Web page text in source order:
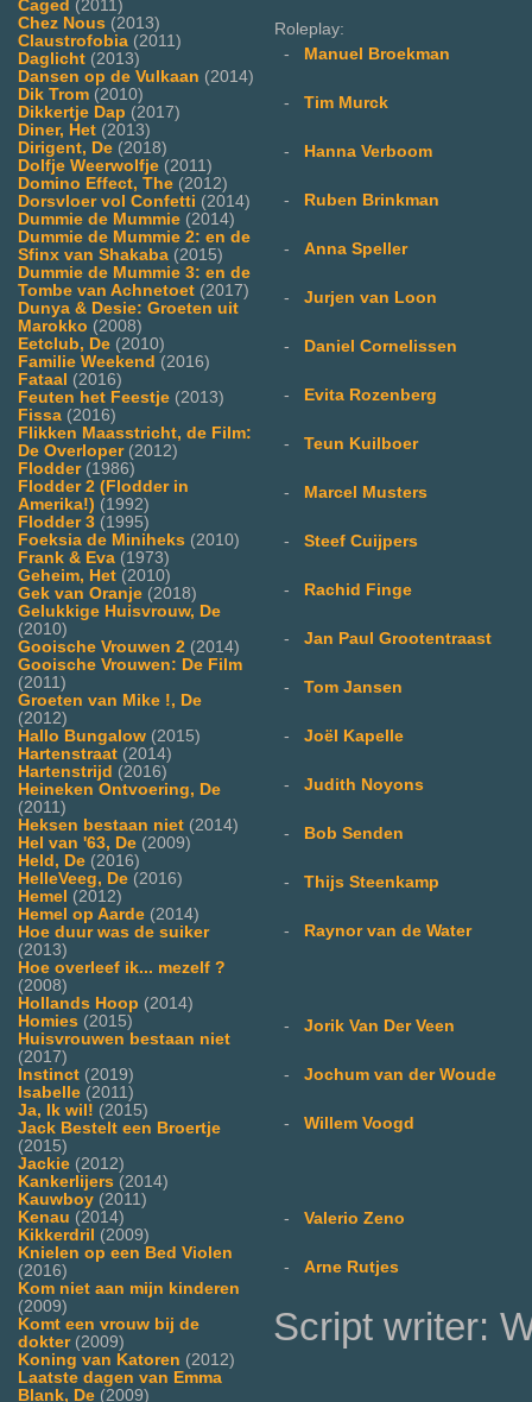
Caged (2011)
Chez Nous (2013)
Claustrofobia (2011)
Daglicht (2013)
Dansen op de Vulkaan (2014)
Dik Trom (2010)
Dikkertje Dap (2017)
Diner, Het (2013)
Dirigent, De (2018)
Dolfje Weerwolfje (2011)
Domino Effect, The (2012)
Dorsvloer vol Confetti (2014)
Dummie de Mummie (2014)
Dummie de Mummie 2: en de
Sfinx van Shakaba (2015)
Dummie de Mummie 3: en de
Tombe van Achnetoet (2017)
Dunya & Desie: Groeten uit
Marokko (2008)
Eetclub, De (2010)
Familie Weekend (2016)
Fataal (2016)
Feuten het Feestje (2013)
Fissa (2016)
Flikken Maasstricht, de Film:
De Overloper(2012)
Flodder(1986)
Flodder 2 (Flodder in
Amerika!) (1992)
Flodder 3 (1995)
Foeksia de Miniheks (2010)
Frank & Eva (1973)
Geheim, Het (2010)
Gek van Oranje (2018)
Gelukkige Huisvrouw, De
(2010)
Gooische Vrouwen 2 (2014)
Gooische Vrouwen: De Film
(2011)
Groeten van Mike !, De
(2012)
Hallo Bungalow (2015)
Hartenstraat (2014)
Hartenstrijd (2016)
Heineken Ontvoering, De
(2011)
Heksen bestaan niet (2014)
Hel van '63, De (2009)
Held, De (2016)
HelleVeeg, De (2016)
Hemel (2012)
Hemel op Aarde (2014)
Hoe duur was de suiker
(2013)
Hoe overleef ik... mezelf ?
(2008)
Hollands Hoop (2014)
Homies (2015)
Huisvrouwen bestaan niet
(2017)
Instinct (2019)
Isabelle (2011)
Ja, Ik wil! (2015)
Jack Bestelt een Broertje
(2015)
Jackie (2012)
Kankerlijers (2014)
Kauwboy (2011)
Kenau (2014)
Kikkerdril
(2009)
Knielen op een Bed Violen
(2016)
Kom niet aan mijn kinderen
(2009)
Komt een vrouw bij de
dokter(2009)
Koning van Katoren (2012)
Laatste dagen van Emma
Blank, De (2009)
Roleplay:
-
Manuel Broekman
- Tim Murck
- Hanna Verboom
- Ruben Brinkman
- Anna Speller
- Jurjen van Loon
- Daniel Cornelissen
- Evita Rozenberg
- Teun Kuilboer
- Marcel Musters
- Steef Cuijpers
- Rachid Finge
- Jan Paul Grootentraast
- Tom Jansen
- Joël Kapelle
- Judith Noyons
- Bob Senden
- Thijs Steenkamp
- Raynor van de Water
- Jorik Van Der Veen
- Jochum van der Woude
- Willem Voogd
- Valerio Zeno
- Arne Rutjes
Script writer: